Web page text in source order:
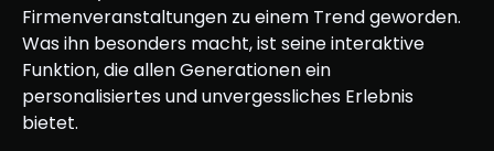
Firmenveranstaltungen zu einem Trend geworden.
Was ihn besonders macht, ist seine interaktive
Funktion, die allen Generationen ein
personalisiertes und unvergessliches Erlebnis
bietet.